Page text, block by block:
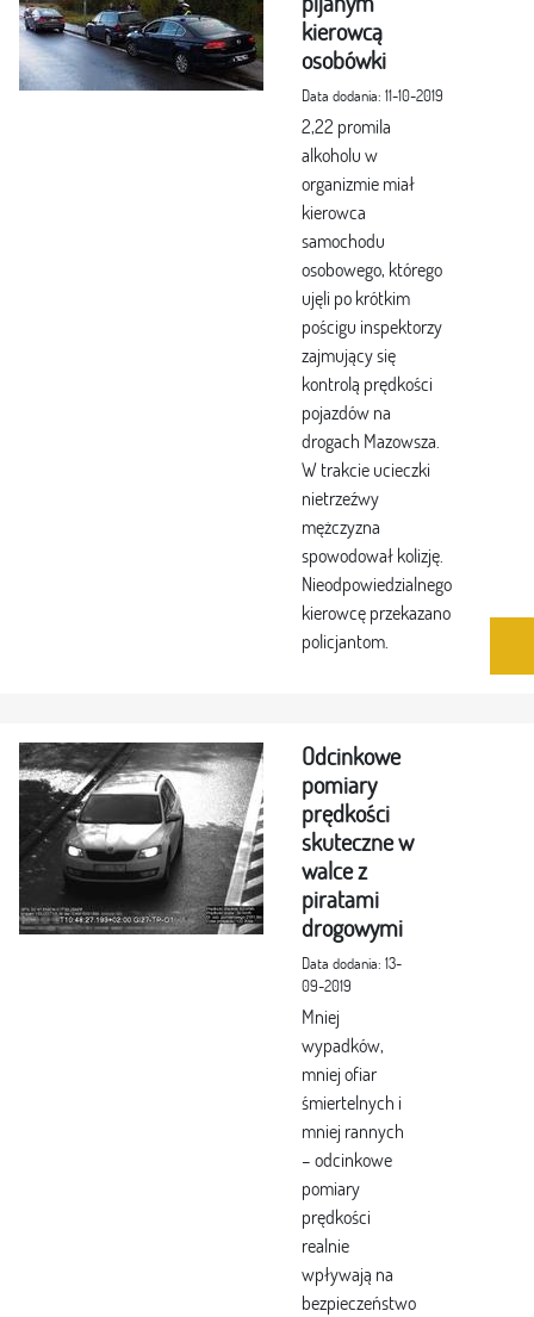
kierowcą
osobówki
Data dodania: 11-10-2019
2,22 promila
alkoholu w
organizmie miał
kierowca
samochodu
osobowego, którego
ujęli po krótkim
pościgu inspektorzy
zajmujący się
kontrolą prędkości
pojazdów na
drogach Mazowsza.
W trakcie ucieczki
nietrzeźwy
mężczyzna
spowodował kolizję.
Nieodpowiedzialnego
kierowcę przekazano
policjantom.
Odcinkowe
pomiary
prędkości
skuteczne w
walce z
piratami
drogowymi
Data dodania: 13-
09-2019
Mniej
wypadków,
mniej ofiar
śmiertelnych i
mniej rannych
– odcinkowe
pomiary
prędkości
realnie
wpływają na
bezpieczeństwo